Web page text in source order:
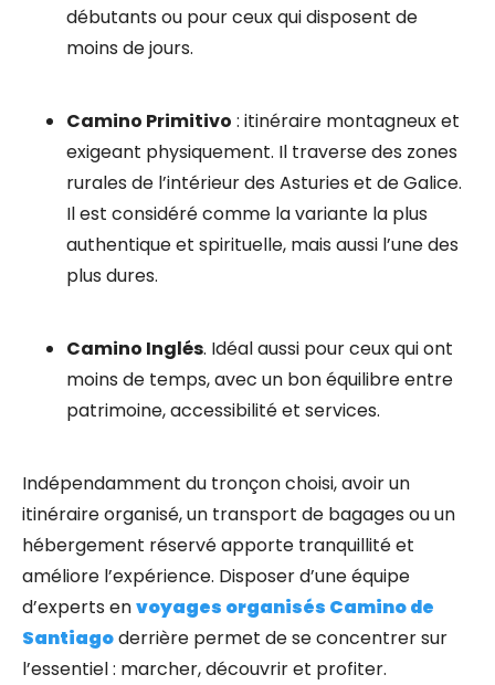
débutants ou pour ceux qui disposent de
moins de jours.
Camino Primitivo : itinéraire montagneux et
exigeant physiquement. Il traverse des zones
rurales de l’intérieur des Asturies et de Galice.
Il est considéré comme la variante la plus
authentique et spirituelle, mais aussi l’une des
plus dures.
Camino Inglés. Idéal aussi pour ceux qui ont
moins de temps, avec un bon équilibre entre
patrimoine, accessibilité et services.
Indépendamment du tronçon choisi, avoir un
itinéraire organisé, un transport de bagages ou un
hébergement réservé apporte tranquillité et
améliore l’expérience. Disposer d’une équipe
d’experts envoyages organisés Camino de
Santiagoderrière permet de se concentrer sur
l’essentiel : marcher, découvrir et profiter.